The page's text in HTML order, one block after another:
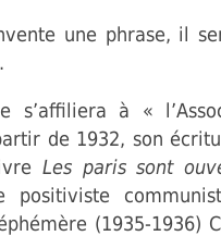
une phrase, il
s’affiliera à «
de 1932, son
Les paris sont
positiviste
(1935-1936)